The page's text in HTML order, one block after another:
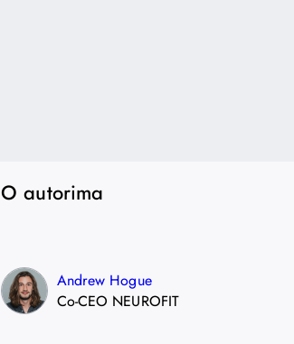
O autorima
Andrew Hogue
Co-CEO NEUROFIT